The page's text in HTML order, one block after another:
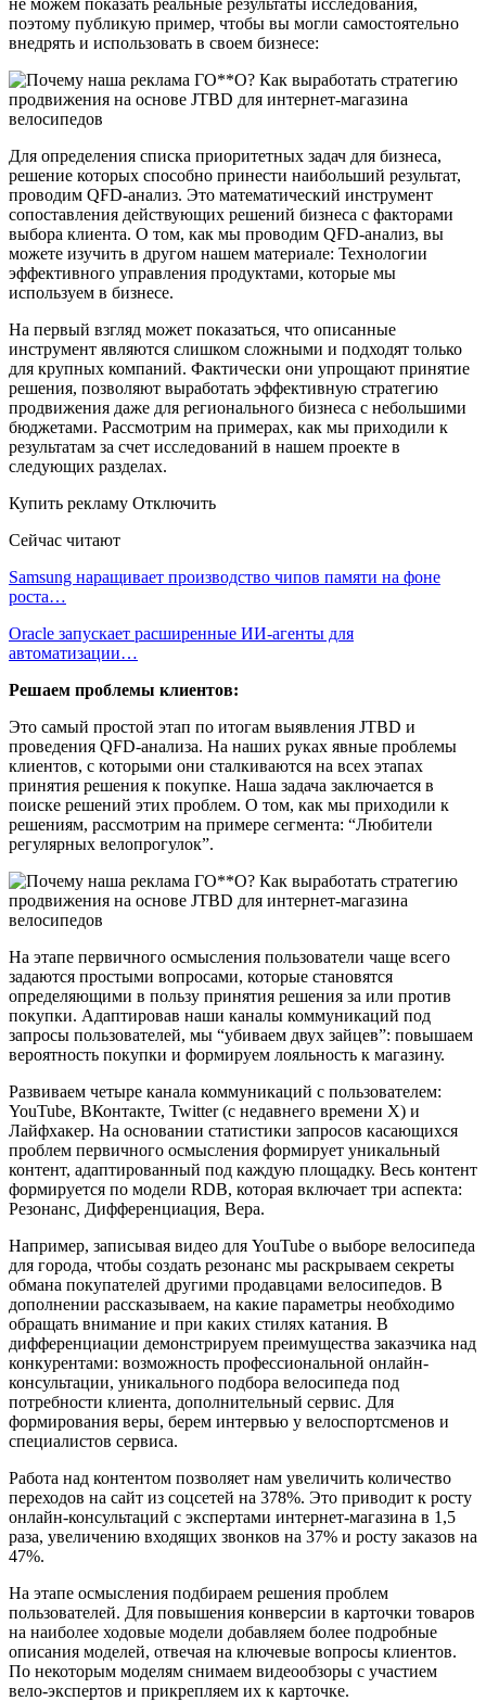
поэтому публикую пример, чтобы вы могли самостоятельно
внедрять и использовать в своем бизнесе:
Для определения списка приоритетных задач для бизнеса,
решение которых способно принести наибольший результат,
проводим QFD-анализ. Это математический инструмент
сопоставления действующих решений бизнеса с факторами
выбора клиента. О том, как мы проводим QFD-анализ, вы
можете изучить в другом нашем материале: Технологии
эффективного управления продуктами, которые мы
используем в бизнесе.
На первый взгляд может показаться, что описанные
инструмент являются слишком сложными и подходят только
для крупных компаний. Фактически они упрощают принятие
решения, позволяют выработать эффективную стратегию
продвижения даже для регионального бизнеса с небольшими
бюджетами. Рассмотрим на примерах, как мы приходили к
результатам за счет исследований в нашем проекте в
следующих разделах.
Купить рекламу Отключить
Сейчас читают
Samsung наращивает производство чипов памяти на фоне
роста…
Oracle запускает расширенные ИИ‑агенты для
автоматизации…
Решаем проблемы клиентов:
Это самый простой этап по итогам выявления JTBD и
проведения QFD-анализа. На наших руках явные проблемы
клиентов, с которыми они сталкиваются на всех этапах
принятия решения к покупке. Наша задача заключается в
поиске решений этих проблем. О том, как мы приходили к
решениям, рассмотрим на примере сегмента: “Любители
регулярных велопрогулок”.
На этапе первичного осмысления пользователи чаще всего
задаются простыми вопросами, которые становятся
определяющими в пользу принятия решения за или против
покупки. Адаптировав наши каналы коммуникаций под
запросы пользователей, мы “убиваем двух зайцев”: повышаем
вероятность покупки и формируем лояльность к магазину.
Развиваем четыре канала коммуникаций с пользователем:
YouTube, ВКонтакте, Twitter (c недавнего времени Х) и
Лайфхакер. На основании статистики запросов касающихся
проблем первичного осмысления формирует уникальный
контент, адаптированный под каждую площадку. Весь контент
формируется по модели RDB, которая включает три аспекта:
Резонанс, Дифференциация, Вера.
Например, записывая видео для YouTube о выборе велосипеда
для города, чтобы создать резонанс мы раскрываем секреты
обмана покупателей другими продавцами велосипедов. В
дополнении рассказываем, на какие параметры необходимо
обращать внимание и при каких стилях катания. В
дифференциации демонстрируем преимущества заказчика над
конкурентами: возможность профессиональной онлайн-
консультации, уникального подбора велосипеда под
потребности клиента, дополнительный сервис. Для
формирования веры, берем интервью у велоспортсменов и
специалистов сервиса.
Работа над контентом позволяет нам увеличить количество
переходов на сайт из соцсетей на 378%. Это приводит к росту
онлайн-консультаций с экспертами интернет-магазина в 1,5
раза, увеличению входящих звонков на 37% и росту заказов на
47%.
На этапе осмысления подбираем решения проблем
пользователей. Для повышения конверсии в карточки товаров
на наиболее ходовые модели добавляем более подробные
описания моделей, отвечая на ключевые вопросы клиентов.
По некоторым моделям снимаем видеообзоры с участием
вело-экспертов и прикрепляем их к карточке.